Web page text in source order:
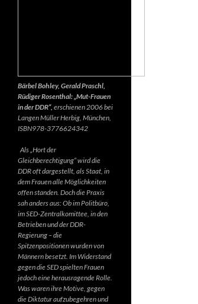
Bärbel Bohley, Gerald Praschl,
Rüdiger Rosenthal: „Mut-Frauen
in der DDR“, erschienen 2006 bei
Langen Müller Herbig, München,
ISBN978-3776624342
Als „Hort der
Gleichberechtigung“ wird die
DDR oft dargestellt, als Staat, in
dem Frauen alle Möglichkeiten
offen standen. Doch die Praxis
sah anders aus: Ob im Politbüro,
im SED-Zentralkomittee, in den
Betrieben und der DDR-
Regierung – die
Spitzenpositionen wurden von
Männern besetzt. Im Widerstand
gegen die SED spielten Frauen
jedoch eine herausragende Rolle.
Was waren ihre Motive, gegen
die Diktatur aufzubegehren und